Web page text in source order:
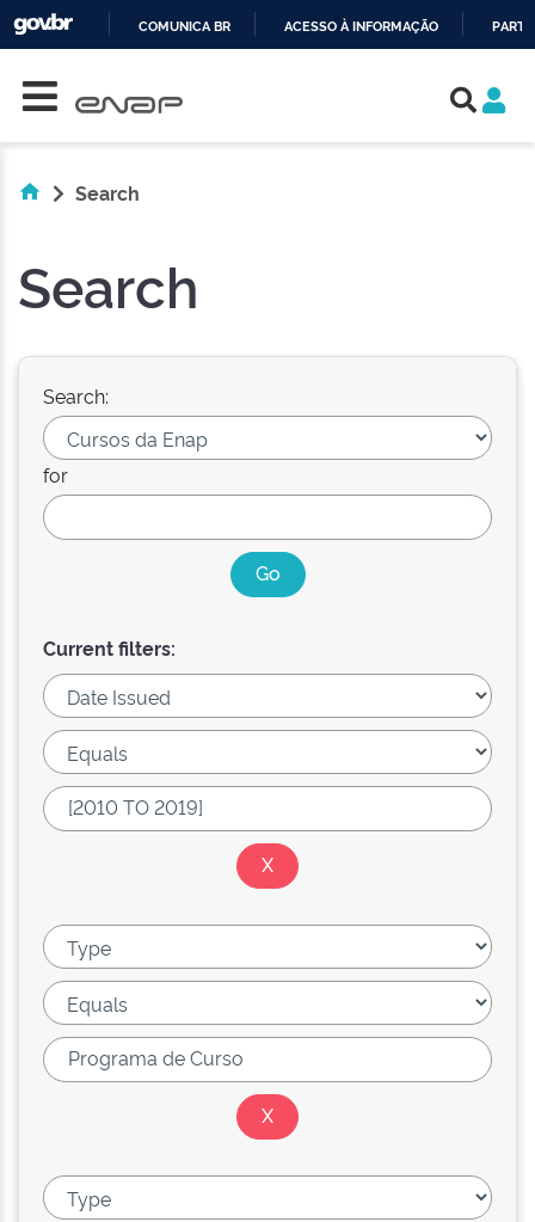
COMUNICA BR ACESSO À INFORMAÇÃO
Search
Search
Search:
for
Current filters: